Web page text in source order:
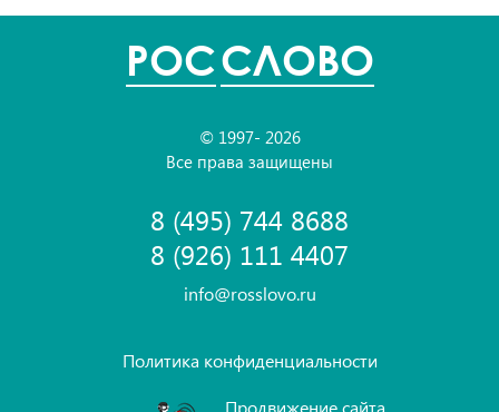
POCСЛОВО
© 1997- 2026
Все права защищены
8 (495) 744 8688
8 (926) 111 4407
info@rosslovo.ru
Политика конфиденциальности
Продвижение сайта